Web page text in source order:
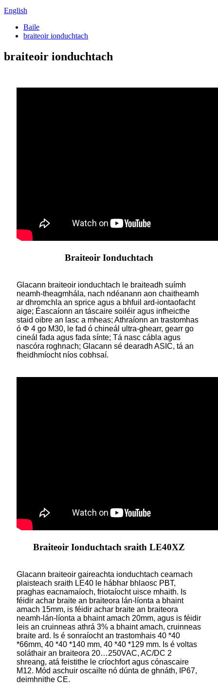
English
Baile
braiteoir ionduchtach
braiteoir ionduchtach
Braiteoir Ionduchtach
Glacann braiteoir ionduchtach le braiteadh suímh
neamh-theagmhála, nach ndéanann aon chaitheamh
ar dhromchla an sprice agus a bhfuil ard-iontaofacht
aige; Éascaíonn an táscaire soiléir agus infheicthe
staid oibre an lasc a mheas; Athraíonn an trastomhas
ó Φ 4 go M30, le fad ó chineál ultra-ghearr, gearr go
cineál fada agus fada sínte; Tá nasc cábla agus
nascóra roghnach; Glacann sé dearadh ASIC, tá an
fheidhmíocht níos cobhsaí.
Braiteoir Ionduchtach sraith LE40XZ
Glacann braiteoir gaireachta ionduchtach cearnach
plaisteach sraith LE40 le hábhar bhlaosc PBT,
praghas eacnamaíoch, friotaíocht uisce mhaith. Is
féidir achar braite an braiteora lán-líonta a bhaint
amach 15mm, is féidir achar braite an braiteora
neamh-lán-líonta a bhaint amach 20mm, agus is féidir
leis an cruinneas athrá 3% a bhaint amach, cruinneas
braite ard. Is é sonraíocht an trastomhais 40 *40
*66mm, 40 *40 *140 mm, 40 *40 *129 mm. Is é voltas
soláthair an braiteora 20…250VAC, AC/DC 2
shreang, atá feistithe le críochfort agus cónascaire
M12. Mód aschuir oscailte nó dúnta de ghnáth, IP67,
deimhnithe CE.